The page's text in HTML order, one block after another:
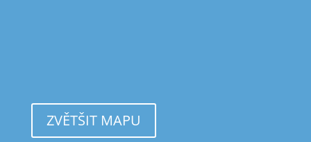
ZVĚTŠIT MAPU